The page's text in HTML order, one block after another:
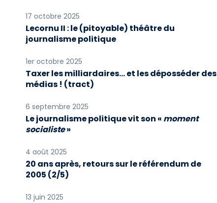
17 octobre 2025
Lecornu II : le (pitoyable) théâtre du
journalisme politique
1er octobre 2025
Taxer les milliardaires… et les déposséder des
médias ! (tract)
6 septembre 2025
Le journalisme politique vit son « moment
socialiste»
4 août 2025
20 ans après, retours sur le référendum de
2005 (2/5)
13 juin 2025